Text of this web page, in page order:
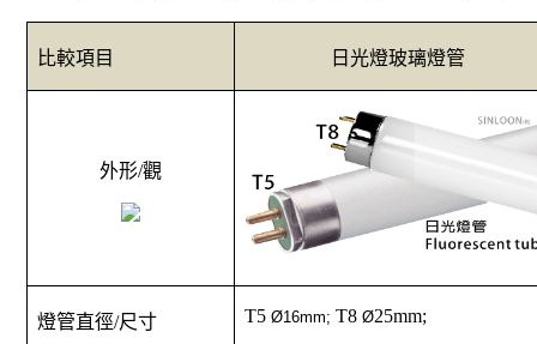
比較項目 日光燈玻璃燈管
外形/觀
燈管直徑/尺寸 T5 Ø16mm; T8 Ø25mm;